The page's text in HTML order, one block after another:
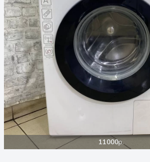
11000р.